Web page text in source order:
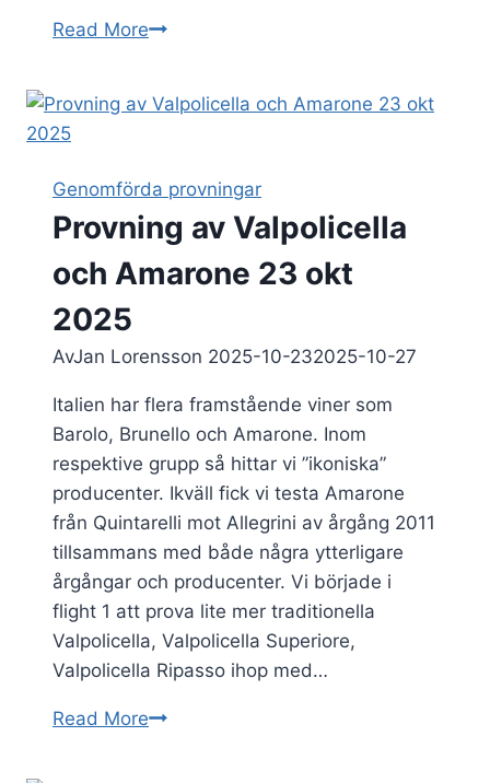
Read MoreVårpromenad
maj
Genomförda provningar
Provning av Valpolicella
och Amarone 23 okt
2025
AvJan Lorensson 2025-10-232025-10-27
Italien har flera framstående viner som
Barolo, Brunello och Amarone. Inom
respektive grupp så hittar vi ”ikoniska”
producenter. Ikväll fick vi testa Amarone
från Quintarelli mot Allegrini av årgång 2011
tillsammans med både några ytterligare
årgångar och producenter. Vi började i
flight 1 att prova lite mer traditionella
Valpolicella, Valpolicella Superiore,
Valpolicella Ripasso ihop med…
Read MoreProvning